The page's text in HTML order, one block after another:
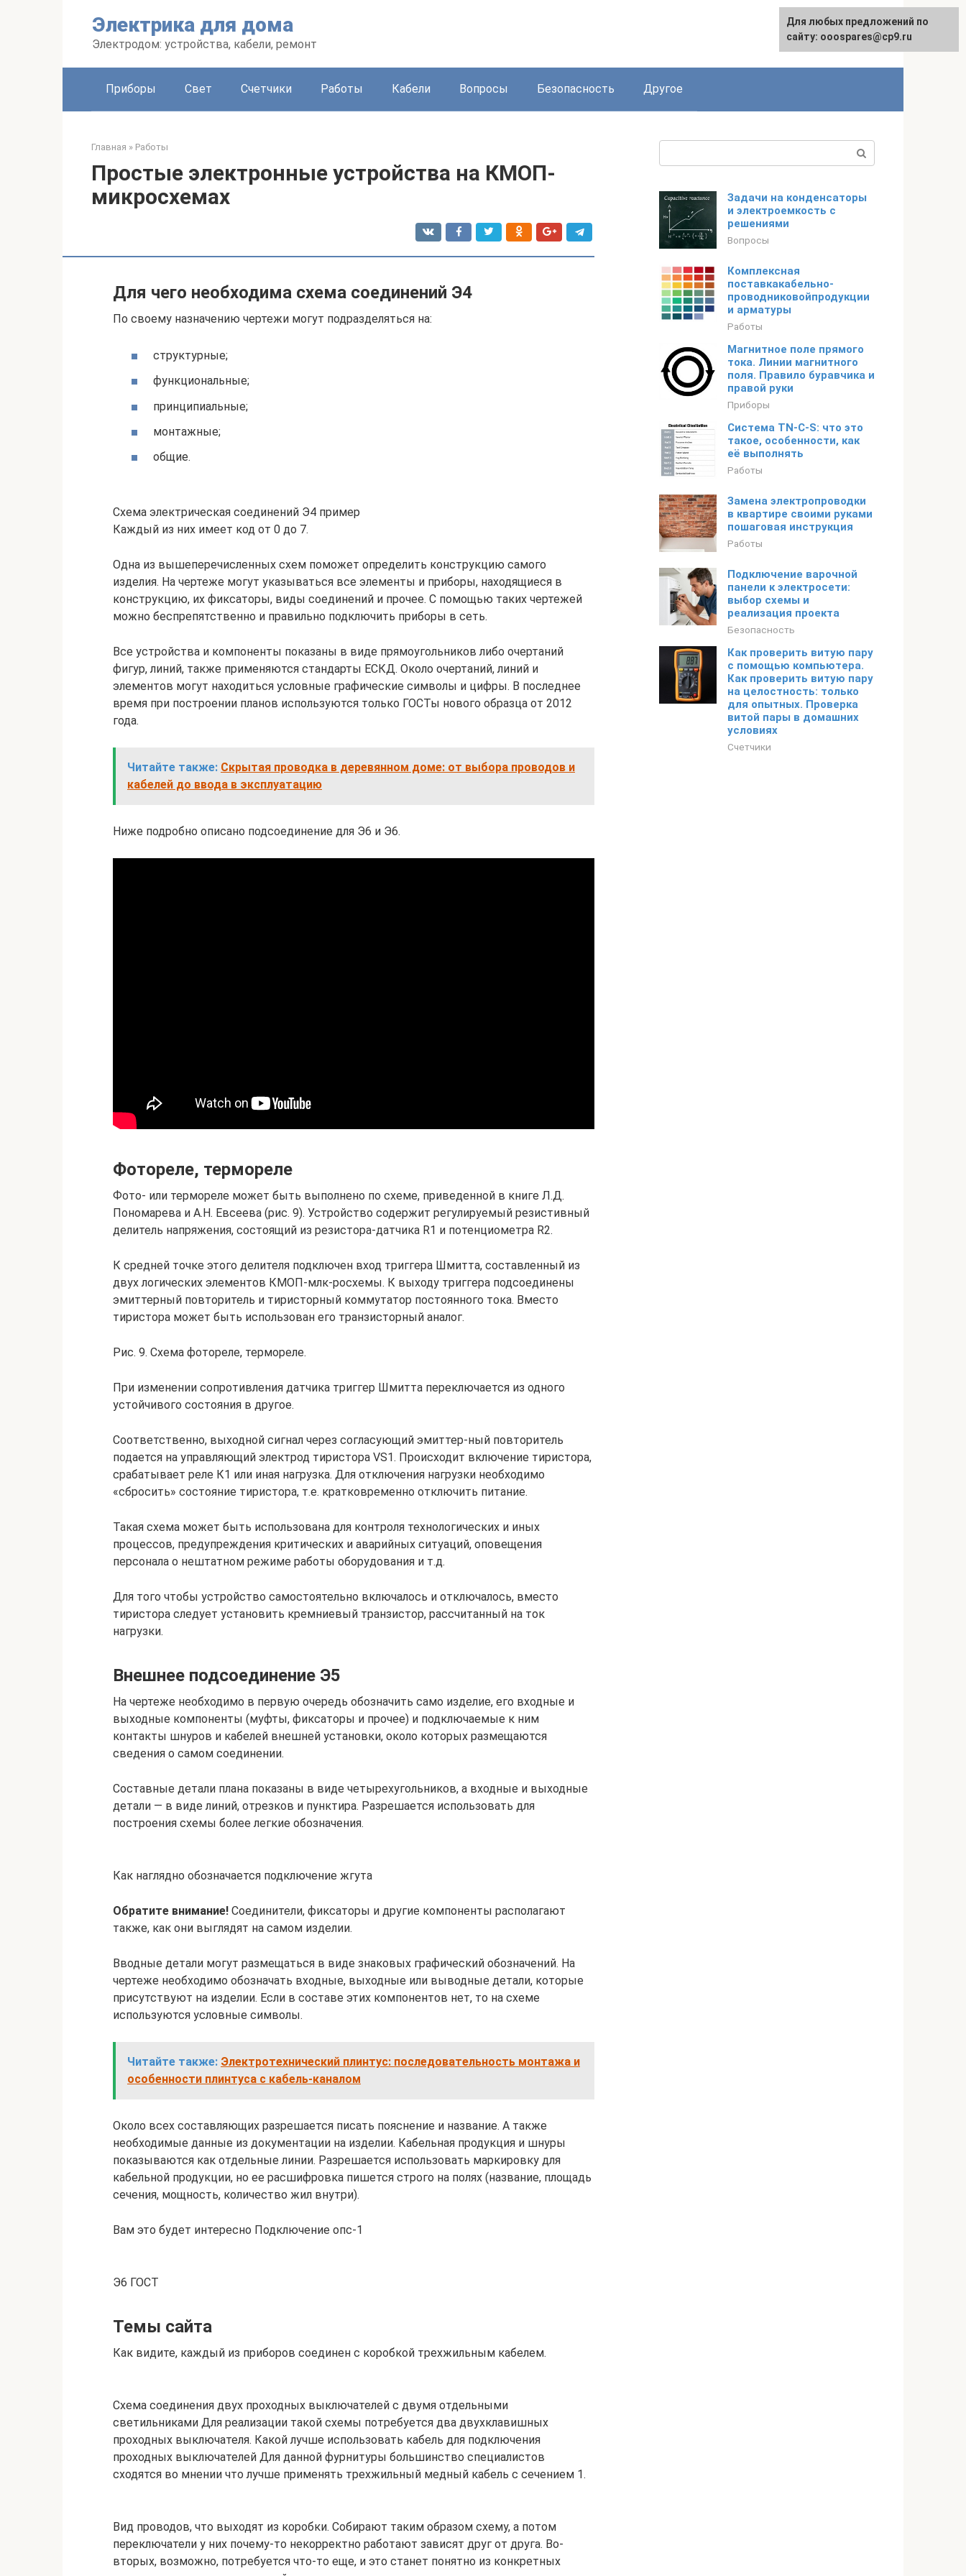
Электрика для дома
Электродом: устройства, кабели, ремонт
English
Приборы Свет Счетчики Работы Кабели Вопросы Безопасность Другое
Главная » Работы
Простые электронные устройства на КМОП-
микросхемах
Для чего необходима схема соединений Э4
По своему назначению чертежи могут подразделяться на:
структурные;
функциональные;
принципиальные;
монтажные;
общие.
Схема электрическая соединений Э4 пример
Каждый из них имеет код от 0 до 7.
Одна из вышеперечисленных схем поможет определить конструкцию самого
изделия. На чертеже могут указываться все элементы и приборы, находящиеся в
конструкцию, их фиксаторы, виды соединений и прочее. С помощью таких чертежей
можно беспрепятственно и правильно подключить приборы в сеть.
Все устройства и компоненты показаны в виде прямоугольников либо очертаний
фигур, линий, также применяются стандарты ЕСКД. Около очертаний, линий и
элементов могут находиться условные графические символы и цифры. В последнее
время при построении планов используются только ГОСТы нового образца от 2012
года.
Читайте также: Скрытая проводка в деревянном доме: от выбора проводов и
кабелей до ввода в эксплуатацию
Ниже подробно описано подсоединение для Э6 и Э6.
Фотореле, термореле
Фото- или термореле может быть выполнено по схеме, приведенной в книге Л.Д.
Пономарева и А.Н. Евсеева (рис. 9). Устройство содержит регулируемый резистивный
делитель напряжения, состоящий из резистора-датчика R1 и потенциометра R2.
К средней точке этого делителя подключен вход триггера Шмитта, составленный из
двух логических элементов КМОП-млк-росхемы. К выходу триггера подсоединены
эмиттерный повторитель и тиристорный коммутатор постоянного тока. Вместо
тиристора может быть использован его транзисторный аналог.
Рис. 9. Схема фотореле, термореле.
При изменении сопротивления датчика триггер Шмитта переключается из одного
устойчивого состояния в другое.
Соответственно, выходной сигнал через согласующий эмиттер-ный повторитель
подается на управляющий электрод тиристора VS1. Происходит включение тиристора,
срабатывает реле К1 или иная нагрузка. Для отключения нагрузки необходимо
«сбросить» состояние тиристора, т.е. кратковременно отключить питание.
Такая схема может быть использована для контроля технологических и иных
процессов, предупреждения критических и аварийных ситуаций, оповещения
персонала о нештатном режиме работы оборудования и т.д.
Для того чтобы устройство самостоятельно включалось и отключалось, вместо
тиристора следует установить кремниевый транзистор, рассчитанный на ток
нагрузки.
Внешнее подсоединение Э5
На чертеже необходимо в первую очередь обозначить само изделие, его входные и
выходные компоненты (муфты, фиксаторы и прочее) и подключаемые к ним
контакты шнуров и кабелей внешней установки, около которых размещаются
сведения о самом соединении.
Составные детали плана показаны в виде четырехугольников, а входные и выходные
детали — в виде линий, отрезков и пунктира. Разрешается использовать для
построения схемы более легкие обозначения.
Как наглядно обозначается подключение жгута
Обратите внимание! Соединители, фиксаторы и другие компоненты располагают
также, как они выглядят на самом изделии.
Вводные детали могут размещаться в виде знаковых графический обозначений. На
чертеже необходимо обозначать входные, выходные или выводные детали, которые
присутствуют на изделии. Если в составе этих компонентов нет, то на схеме
используются условные символы.
Читайте также: Электротехнический плинтус: последовательность монтажа и
особенности плинтуса с кабель-каналом
Около всех составляющих разрешается писать пояснение и название. А также
необходимые данные из документации на изделии. Кабельная продукция и шнуры
показываются как отдельные линии. Разрешается использовать маркировку для
кабельной продукции, но ее расшифровка пишется строго на полях (название, площадь
сечения, мощность, количество жил внутри).
Вам это будет интересно Подключение опс-1
Э6 ГОСТ
Темы сайта
Как видите, каждый из приборов соединен с коробкой трехжильным кабелем.
Схема соединения двух проходных выключателей с двумя отдельными
светильниками Для реализации такой схемы потребуется два двухклавишных
проходных выключателя. Какой лучше использовать кабель для подключения
проходных выключателей Для данной фурнитуры большинство специалистов
сходятся во мнении что лучше применять трехжильный медный кабель с сечением 1.
Вид проводов, что выходят из коробки. Собирают таким образом схему, а потом
переключатели у них почему-то некорректно работают зависят друг от друга. Во-
вторых, возможно, потребуется что-то еще, и это станет понятно из конкретных
Задачи на конденсаторы
и электроемкость с
решениями
Вопросы
Комплексная
поставкакабельно-
проводниковойпродукции
и арматуры
Работы
Магнитное поле прямого
тока. Линии магнитного
поля. Правило буравчика и
правой руки
Приборы
Система TN-C-S: что это
такое, особенности, как
её выполнять
Работы
Замена электропроводки
в квартире своими руками
пошаговая инструкция
Работы
Подключение варочной
панели к электросети:
выбор схемы и
реализация проекта
Безопасность
Как проверить витую пару
с помощью компьютера.
Как проверить витую пару
на целостность: только
для опытных. Проверка
витой пары в домашних
условиях
Счетчики
Для любых предложений по
сайту: ooospares@cp9.ru